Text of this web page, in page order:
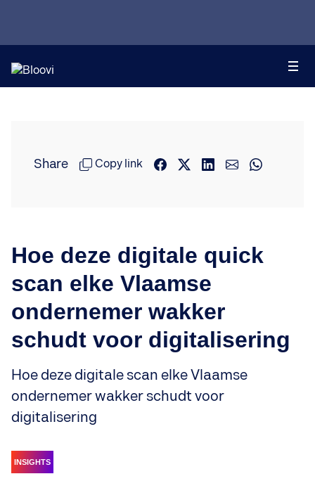
Share Copy link
Hoe deze digitale quick
scan elke Vlaamse
ondernemer wakker
schudt voor digitalisering
Hoe deze digitale scan elke Vlaamse
ondernemer wakker schudt voor
digitalisering
INSIGHTS